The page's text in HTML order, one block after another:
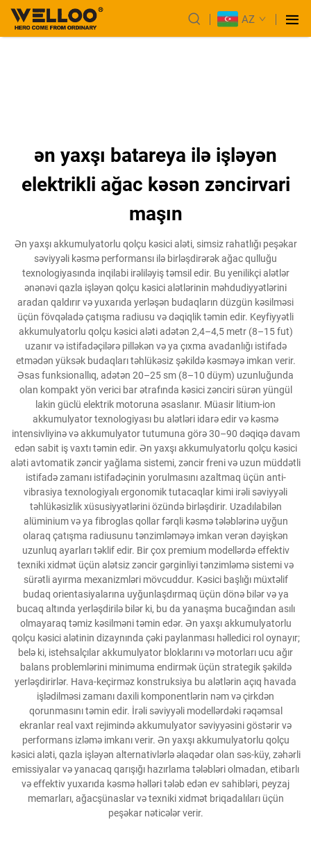
AZ
ən yaxşı batareya ilə işləyən
elektrikli ağac kəsən zəncirvari
maşın
Ən yaxşı akkumulyatorlu qolçu kəsici aləti, simsiz rahatlığı peşəkar
səviyyəli kəsmə performansı ilə birləşdirərək ağac qulluğu
texnologiyasında inqilabi irəliləyiş təmsil edir. Bu yenilikçi alətlər
ənənəvi qazla işləyən qolçu kəsici alətlərinin məhdudiyyətlərini
aradan qaldırır və yuxarıda yerləşən budaqların düzgün kəsilməsi
üçün fövqəladə çatışma radiusu və dəqiqlik təmin edir. Keyfiyyətli
akkumulyatorlu qolçu kəsici aləti adətən 2,4–4,5 metr (8–15 fut)
uzanır və istifadəçilərə pilləkən və ya çıxma avadanlığı istifadə
etmədən yüksək budaqları təhlükəsiz şəkildə kəsməyə imkan verir.
Əsas funksionallıq, adətən 20–25 sm (8–10 düym) uzunluğunda
olan kompakt yön verici bar ətrafında kəsici zənciri sürən yüngül
lakin güclü elektrik motoruna əsaslanır. Müasir litium-ion
akkumulyator texnologiyası bu alətləri idarə edir və kəsmə
intensivliyinə və akkumulyator tutumuna görə 30–90 dəqiqə davam
edən sabit iş vaxtı təmin edir. Ən yaxşı akkumulyatorlu qolçu kəsici
aləti avtomatik zəncir yağlama sistemi, zəncir freni və uzun müddətli
istifadə zamanı istifadəçinin yorulmasını azaltmaq üçün anti-
vibrasiya texnologiyalı ergonomik tutacaqlar kimi irəli səviyyəli
təhlükəsizlik xüsusiyyətlərini özündə birləşdirir. Uzadılabilən
alüminium və ya fibroglas qollar fərqli kəsmə tələblərinə uyğun
olaraq çatışma radiusunu tənzimləməyə imkan verən dəyişkən
uzunluq ayarları təklif edir. Bir çox premium modellərdə effektiv
texniki xidmət üçün alətsiz zəncir gərginliyi tənzimləmə sistemi və
sürətli ayırma mexanizmləri mövcuddur. Kəsici başlığı müxtəlif
budaq orientasiyalarına uyğunlaşdırmaq üçün dönə bilər və ya
bucaq altında yerləşdirilə bilər ki, bu da yanaşma bucağından asılı
olmayaraq təmiz kəsilməni təmin edər. Ən yaxşı akkumulyatorlu
qolçu kəsici alətinin dizaynında çəki paylanması həlledici rol oynayır;
belə ki, istehsalçılar akkumulyator bloklarını və motorları ucu ağır
balans problemlərini minimuma endirmək üçün strategik şəkildə
yerləşdirirlər. Hava-keçirməz konstruksiya bu alətlərin açıq havada
işlədilməsi zamanı daxili komponentlərin nəm və çirkdən
qorunmasını təmin edir. İrəli səviyyəli modellərdəki rəqəmsal
ekranlar real vaxt rejimində akkumulyator səviyyəsini göstərir və
performans izləmə imkanı verir. Ən yaxşı akkumulyatorlu qolçu
kəsici aləti, qazla işləyən alternativlərlə əlaqədar olan səs-küy, zəhərli
emissiyalar və yanacaq qarışığı hazırlama tələbləri olmadan, etibarlı
və effektiv yuxarıda kəsmə həlləri tələb edən ev sahibləri, peyzaj
memarları, ağacşünaslar və texniki xidmət briqadalıları üçün
peşəkar nəticələr verir.